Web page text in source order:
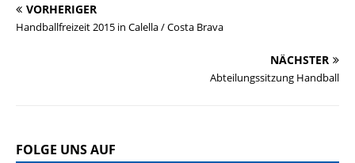
VORHERIGER
Handballfreizeit 2015 in Calella / Costa Brava
NÄCHSTER
Abteilungssitzung Handball
FOLGE UNS AUF